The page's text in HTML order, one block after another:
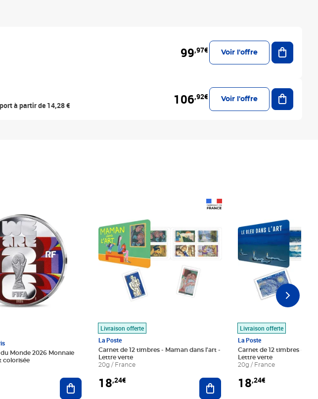
99,97€ Voir l'offre
Ajouter
à partir de 14,28 € 106,92€ Voir l'offre
Ajouter
du Monde 2026 Monnaie
colorisée
Ajouter au panier
Livraison offerte
La Poste
Carnet de 12 timbres - Maman dans l'art -
Lettre verte
20g / France
18,24€ Ajouter au panier
Livraison offerte
La Poste
Carnet de 12 timbres - Le
Lettre verte
20g / France
18,24€